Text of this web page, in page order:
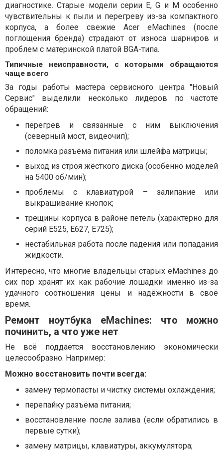
диагностике. Старые модели серии E, G и M особенно
чувствительны к пыли и перегреву из-за компактного
корпуса, а более свежие Acer eMachines (после
поглощения бренда) страдают от износа шарниров и
проблем с материнской платой BGA-типа.
Типичные неисправности, с которыми обращаются
чаще всего
За годы работы мастера сервисного центра "Новый
Сервис" выделили несколько лидеров по частоте
обращений:
перегрев и связанные с ним выключения
(северный мост, видеочип);
поломка разъёма питания или шлейфа матрицы;
выход из строя жёсткого диска (особенно моделей
на 5400 об/мин);
проблемы с клавиатурой – залипание или
выкрашивание кнопок;
трещины корпуса в районе петель (характерно для
серий E525, E627, E725);
нестабильная работа после падения или попадания
жидкости.
Интересно, что многие владельцы старых eMachines до
сих пор хранят их как рабочие лошадки именно из-за
удачного соотношения цены и надёжности в своё
время.
Ремонт ноутбука eMachines: что можно
починить, а что уже нет
Не всё поддаётся восстановлению экономически
целесообразно. Например:
Можно восстановить почти всегда:
замену термопасты и чистку системы охлаждения;
перепайку разъёма питания;
восстановление после залива (если обратились в
первые сутки);
замену матрицы, клавиатуры, аккумулятора;